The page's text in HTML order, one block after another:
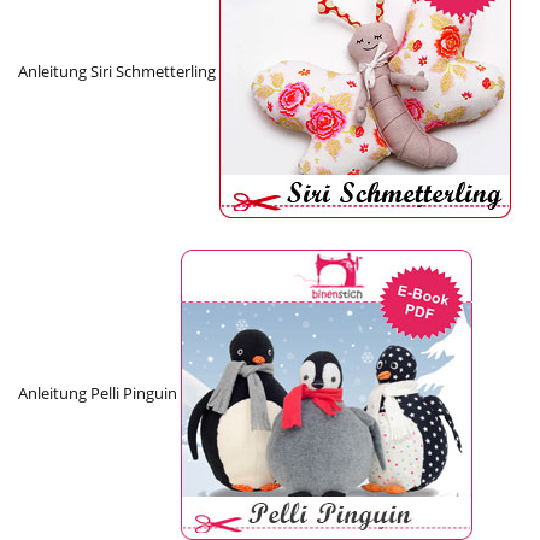
Anleitung Siri Schmetterling
Anleitung Pelli Pinguin